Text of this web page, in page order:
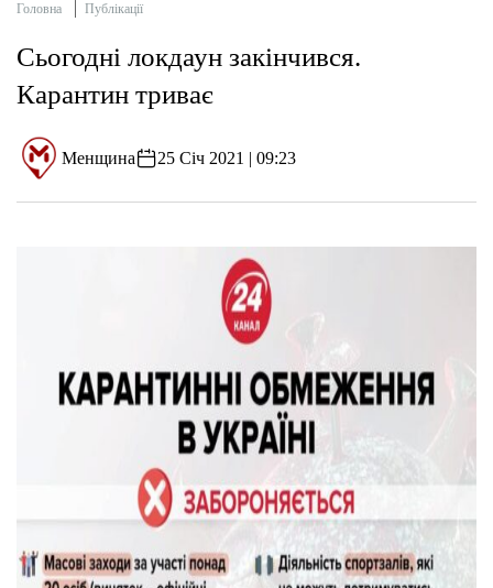
Головна Публікації
Сьогодні локдаун закінчився.
Карантин триває
Менщина 25 Січ 2021 | 09:23